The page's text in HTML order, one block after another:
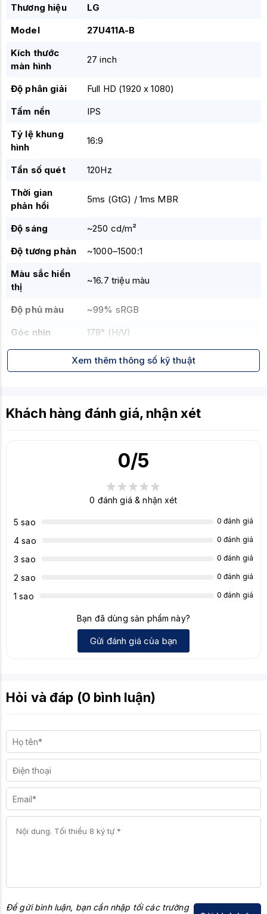
Thương hiệu
LG
Model
27U411A-B
Kích thước
màn hình
27 inch
Độ phân giải
Full HD (1920 x 1080)
Tấm nền
IPS
Tỷ lệ khung
hình
16:9
Tần số quét
120Hz
Thời gian
phản hồi
5ms (GtG) / 1ms MBR
Độ sáng
~250 cd/m²
Độ tương phản
~1000–1500:1
Màu sắc hiển
thị
~16.7 triệu màu
Độ phủ màu
~99% sRGB
Góc nhìn
178° (H/V)
HDR10
Cổng kết nối
HDMI, VGA, Audio Out
Nghiêng (Tilt)
Xem thêm thông số kỹ thuật
Khách hàng đánh giá, nhận xét
0/5
0 đánh giá & nhận xét
5 sao 0 đánh giá
4 sao 0 đánh giá
3 sao 0 đánh giá
2 sao 0 đánh giá
1 sao 0 đánh giá
Bạn đã dùng sản phẩm này?
Gửi đánh giá của bạn
Hỏi và đáp (0 bình luận)
Để gửi bình luận, bạn cần nhập tối các trường